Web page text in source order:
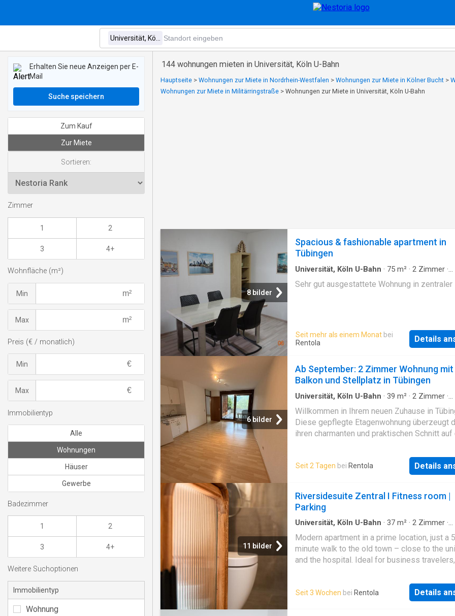
144 wohnungen mieten in Universität, Köln U-Bahn
Hauptseite > Wohnungen zur Miete in Nordrhein-Westfalen > Wohnungen zur Miete in Kölner Bucht >
Wohnungen zur Miete in Militärringstraße > Wohnungen zur Miete in Universität, Köln U-Bahn
8 bilder
Spacious & fashionable apartment in
Tübingen
Universität, Köln U-Bahn · 75 m² · 2 Zimmer ·
Sehr gut ausgestattete Wohnung in zentraler
Seit mehr als einem Monat bei
Rentola
Details
6 bilder
Ab September: 2 Zimmer Wohnung mit
Balkon und Stellplatz in Tübingen
Universität, Köln U-Bahn · 39 m² · 2 Zimmer ·
Willkommen in Ihrem neuen Zuhause in
Diese gepflegte Etagenwohnung überzeugt
ihren charmanten und praktischen Schnitt auf
1980 erbaute Wohnung bietet insgesamt
Zimmer, darunter ein komfortables
und ein einladendes Wohnzimmer. Von hier
perfekt, um die frische Luft zu genießen und
entspannt ausklingen zu lassen.Das
funktional gestaltet, während die Kochnische
ausreichend Raum für Ihre kulinarischen
bietet. Ein weiteres Highlight ist der
Keller, der zusätzlichen Stauraum schafft und
Aufbewahrung Ihrer persönlichen
und strahlt in einem gepflegten Zustand
Seit 2 Tagen bei Rentola Details
11 bilder
Riversidesuite Zentral I Fitness room |
Parking
Universität, Köln U-Bahn · 37 m² · 2 Zimmer ·
Modern apartment in a prime location, just a
minute walk to the old town – close to the
and the hospital. Ideal for business travelers,
Seit 3 Wochen bei Rentola Details
Erhalten Sie neue Anzeigen per E-
Mail
Suche speichern
Zum Kauf
Zur Miete
Sortieren:
Zimmer
1 2
3 4+
Wohnfläche (m²)
Min
Max
Preis (€ / monatlich)
Min
Max
Immobilientyp
Alle
Wohnungen
Häuser
Gewerbe
Badezimmer
1 2
3 4+
Weitere Suchoptionen
Immobilientyp
Wohnung